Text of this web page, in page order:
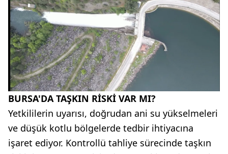
BURSA'DA TAŞKIN RİSKİ VAR MI?
Yetkililerin uyarısı, doğrudan ani su yükselmeleri
ve düşük kotlu bölgelerde tedbir ihtiyacına
işaret ediyor. Kontrollü tahliye sürecinde taşkın